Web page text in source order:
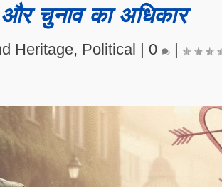
चुनाव का अधिकार
Heritage, Political |0 |